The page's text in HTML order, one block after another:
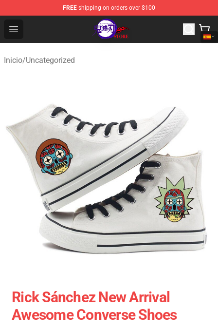
FREE shipping on orders over $100
Open menu
Kimetsu no Yaiba Store - Official Kimetsu no Yaiba
Inicio/Uncategorized
Rick Sánchez New Arrival
Awesome Converse Shoes